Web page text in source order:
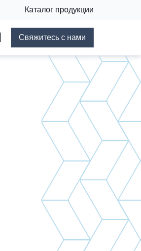
Каталог продукции
Язык сменыСвяжитесь с нами